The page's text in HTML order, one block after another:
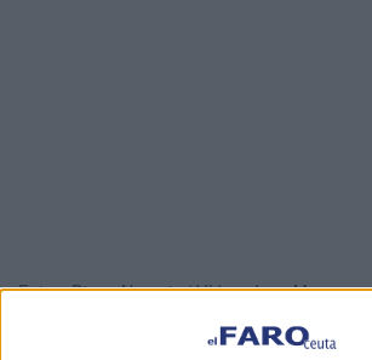
Fotos: Diego Naranjo / Vídeo: Juan Mosquera